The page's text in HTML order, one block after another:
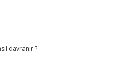
davranır ?